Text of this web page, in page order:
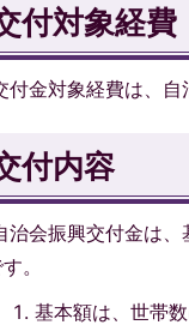
付対象経費
付金対象経費は、
付内容
治会振興交付金は
。
基本額は、世帯